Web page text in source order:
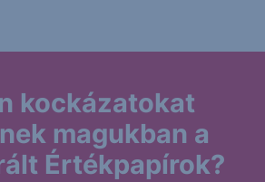
kockázatokat
magukban a
Értékpapírok?